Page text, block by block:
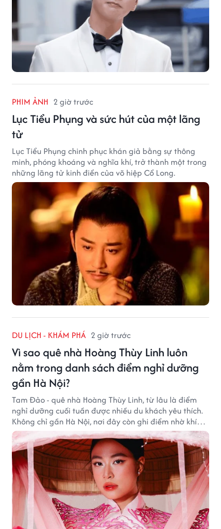
PHIM ẢNH 2 giờ trước
Lục Tiểu Phụng và sức hút của một lãng
tử
Lục Tiểu Phụng chinh phục khán giả bằng sự thông
minh, phóng khoáng và nghĩa khí, trở thành một trong
những lãng tử kinh điển của võ hiệp Cổ Long.
DU LỊCH - KHÁM PHÁ 2 giờ trước
Vì sao quê nhà Hoàng Thùy Linh luôn
nằm trong danh sách điểm nghỉ dưỡng
gần Hà Nội?
Tam Đảo - quê nhà Hoàng Thùy Linh, từ lâu là điểm
nghỉ dưỡng cuối tuần được nhiều du khách yêu thích.
Không chỉ gần Hà Nội, nơi đây còn ghi điểm nhờ khí
hậu mát mẻ, cảnh sắc thơ mộng và không gian yên
bình giữa núi rừng.